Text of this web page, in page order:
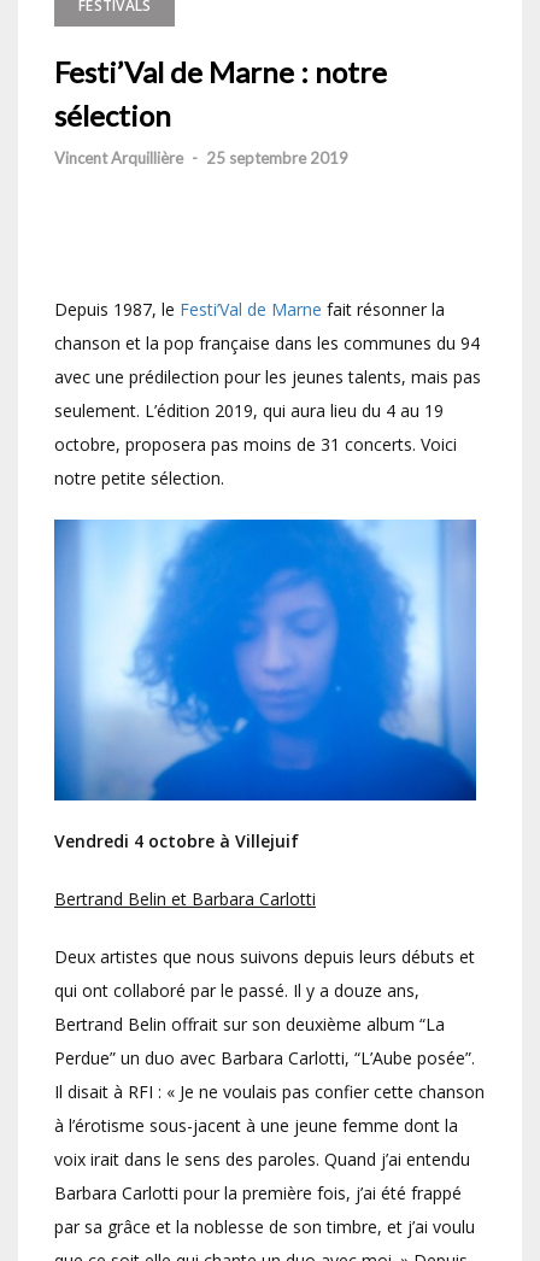
FESTIVALS
Festi’Val de Marne : notre
sélection
Vincent Arquillière - 25 septembre 2019
Depuis 1987, le Festi’Val de Marne fait résonner la
chanson et la pop française dans les communes du 94
avec une prédilection pour les jeunes talents, mais pas
seulement. L’édition 2019, qui aura lieu du 4 au 19
octobre, proposera pas moins de 31 concerts. Voici
notre petite sélection.
Vendredi 4 octobre à Villejuif
Bertrand Belin et Barbara Carlotti
Deux artistes que nous suivons depuis leurs débuts et
qui ont collaboré par le passé. Il y a douze ans,
Bertrand Belin offrait sur son deuxième album “La
Perdue” un duo avec Barbara Carlotti, “L’Aube posée”.
Il disait à RFI : « Je ne voulais pas confier cette chanson
à l’érotisme sous-jacent à une jeune femme dont la
voix irait dans le sens des paroles. Quand j’ai entendu
Barbara Carlotti pour la première fois, j’ai été frappé
par sa grâce et la noblesse de son timbre, et j’ai voulu